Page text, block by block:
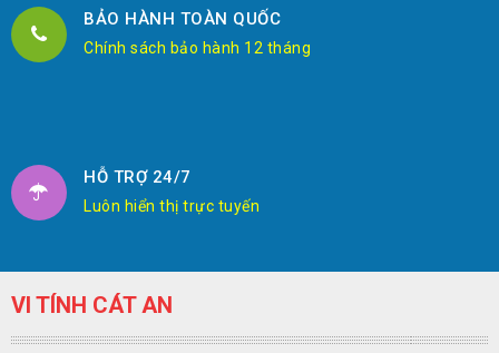
BẢO HÀNH TOÀN QUỐC
Chính sách bảo hành 12 tháng
HỖ TRỢ 24/7
Luôn hiển thị trực tuyến
VI TÍNH CÁT AN